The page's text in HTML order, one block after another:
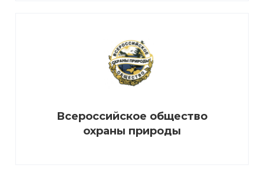
Всероссийское общество
охраны природы